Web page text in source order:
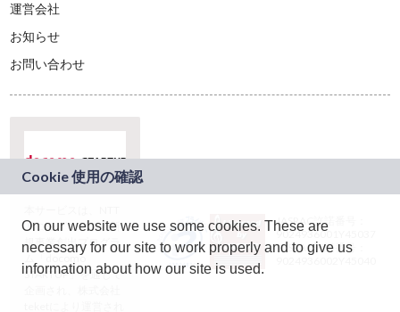
運営会社
お知らせ
お問い合わせ
ドコモグループの新
規事業創出プログラ
ム「docomo
STARTUP」を通じて
JASRAC許諾番号：
9024936001Y45037
JASRAC許諾番号：
On our website we use some cookies. These are
necessary for our site to work properly and to give us
information about how our site is used.